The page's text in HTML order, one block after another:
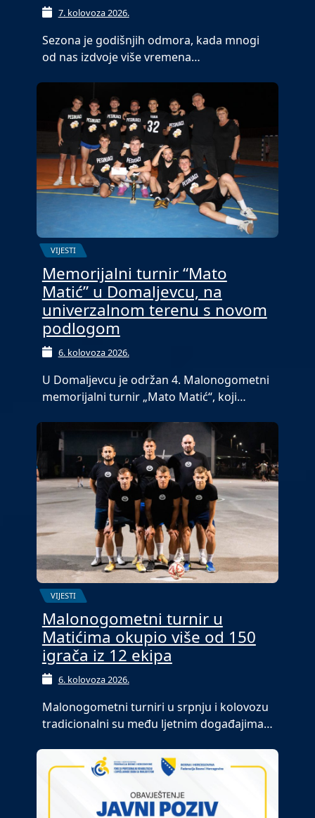
7. kolovoza 2026.
Sezona je godišnjih odmora, kada mnogi
od nas izdvoje više vremena…
VIJESTI
Memorijalni turnir “Mato
Matić” u Domaljevcu, na
univerzalnom terenu s novom
podlogom
6. kolovoza 2026.
U Domaljevcu je održan 4. Malonogometni
memorijalni turnir „Mato Matić“, koji…
VIJESTI
Malonogometni turnir u
Matićima okupio više od 150
igrača iz 12 ekipa
6. kolovoza 2026.
Malonogometni turniri u srpnju i kolovozu
tradicionalni su među ljetnim događajima…